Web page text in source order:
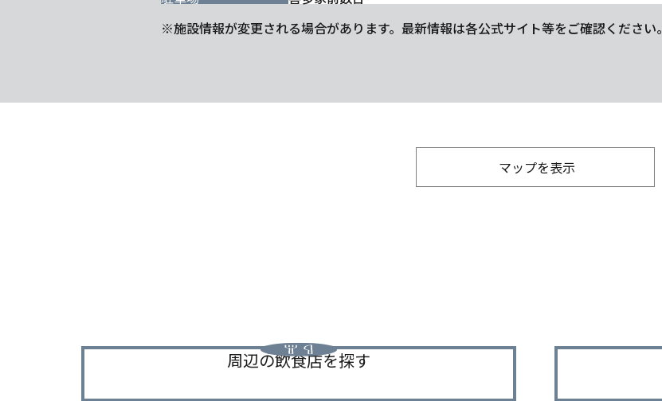
※施設情報が変更される場合があります。最新情報は各公式サイト等をご確認ください。
マップを表示
周辺の飲食店を探す